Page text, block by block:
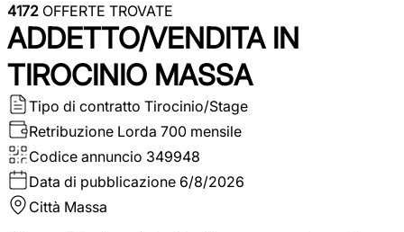
4172 OFFERTE TROVATE
ADDETTO/VENDITA IN
TIROCINIO MASSA
Tipo di contratto Tirocinio/Stage
Retribuzione Lorda 700 mensile
Codice annuncio 349948
Data di pubblicazione 6/8/2026
Città Massa